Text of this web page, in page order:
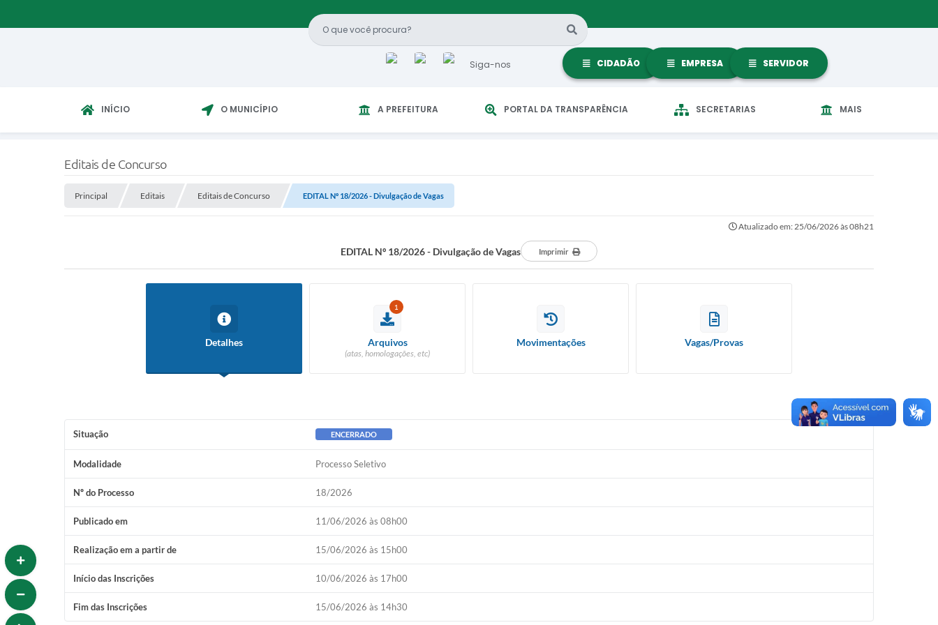
Siga-nos CIDADÃO EMPRESA SERVIDOR
INÍCIO O MUNICÍPIO A PREFEITURA PORTAL DA TRANSPARÊNCIA SECRETARIAS MAIS
Editais de Concurso
Principal Editais Editais de Concurso EDITAL Nº 18/2026 - Divulgação de Vagas
Atualizado em: 25/06/2026 às 08h21
EDITAL Nº 18/2026 - Divulgação de Vagas Imprimir
Detalhes
1
Arquivos
(atas, homologações, etc)
Movimentações Vagas/Provas
Situação ENCERRADO
Modalidade Processo Seletivo
Nº do Processo 18/2026
Publicado em 11/06/2026 às 08h00
Realização em a partir de 15/06/2026 às 15h00
Início das Inscrições 10/06/2026 às 17h00
Fim das Inscrições 15/06/2026 às 14h30